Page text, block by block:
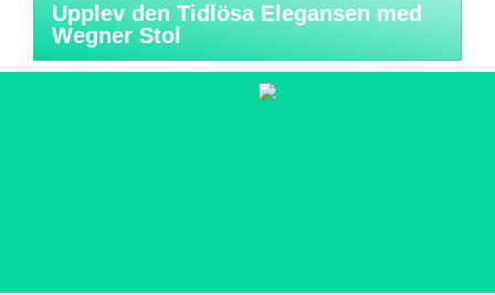
Upplev den Tidlösa Elegansen med
Wegner Stol